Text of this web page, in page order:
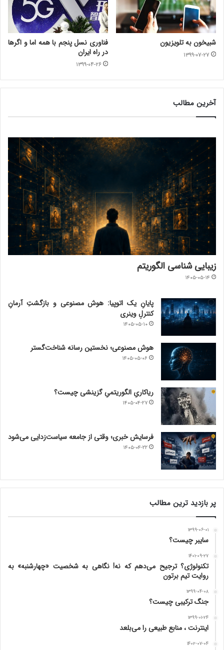
شبیخون به تلویزیون
۱۳۹۹-۰۷-۲۷
فناوری نسل پنجم با همه اما و اگرها
در راه ایران
۱۳۹۹-۰۴-۲۶
آخرین مطالب
زیبایی شناسی الگوریتم
۱۴۰۵-۰۵-۱۴
پایانِ یک اتوپیا: هوش مصنوعی و بازگشتِ آرمانِ
کنترلِ وینری
۱۴۰۵-۰۵-۱۰
هوش مصنوعی؛ نخستین رسانه شناخت‌گستر
۱۴۰۵-۰۵-۰۶
ریاکاریِ الگوریتمیِ گزینشی چیست؟
۱۴۰۵-۰۴-۲۷
فرسایش خبری؛ وقتی از جامعه سیاست‌زدایی می‌شود
۱۴۰۵-۰۴-۲۲
پر بازدید ترین مطالب
۱۳۹۹-۰۶-۰۱
سایبر چیست؟
۱۴۰۱-۰۹-۲۷
تکنولوژی؟ ترجیح می‌دهم که نه! نگاهی به شخصیت «چهارشنبه» به
روایت تیم برتون
۱۳۹۹-۰۴-۰۸
جنگ ترکیبی چیست؟
۱۳۹۹-۰۱-۲۴
اینترنت ، منابع طبیعی را می‌بلعد
۱۴۰۲-۰۷-۰۴